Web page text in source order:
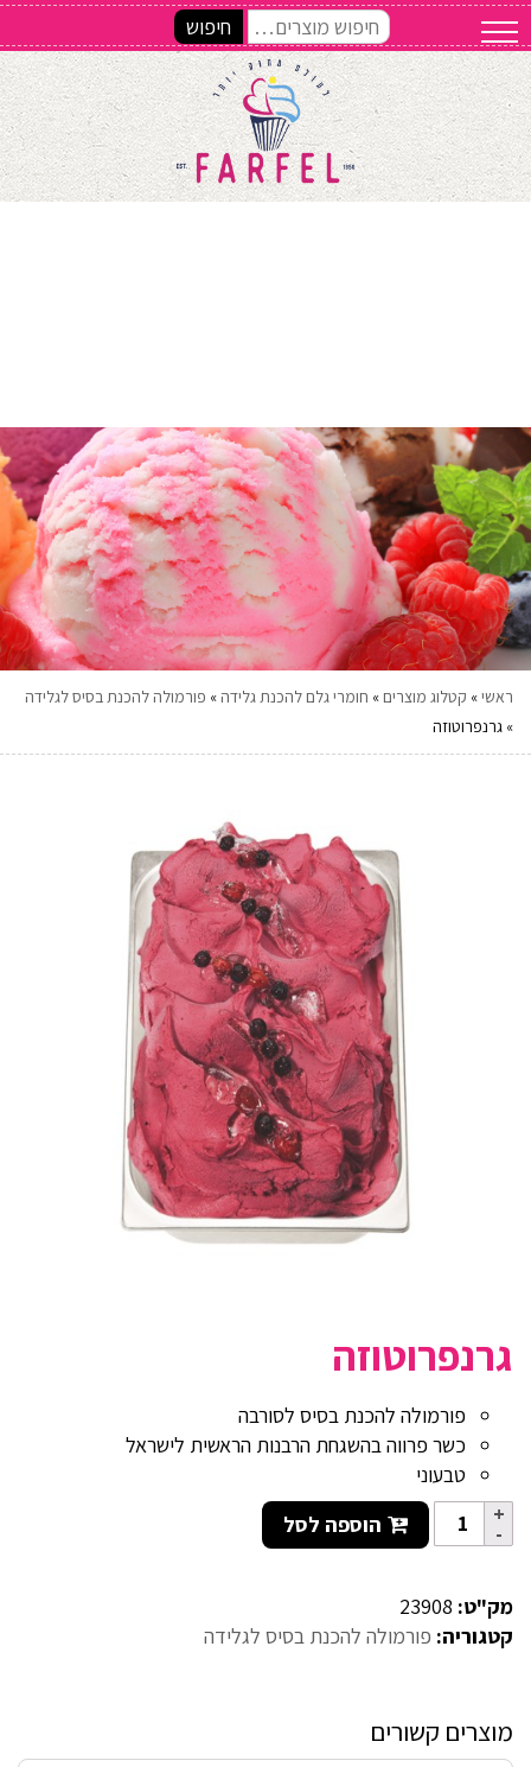
חיפוש
ראשי» קטלוג מוצרים » חומרי גלם להכנת גלידה » פורמולה להכנת בסיס לגלידה
» גרנפרוטוזה
גרנפרוטוזה
פורמולה להכנת בסיס לסורבה
כשר פרווה בהשגחת הרבנות הראשית לישראל
טבעוני
הוספה לסל
מק"ט: 23908
קטגוריה: פורמולה להכנת בסיס לגלידה
מוצרים קשורים